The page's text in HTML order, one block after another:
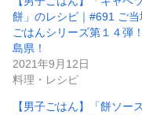
餅」のレシピ｜#691 ご当
ごはんシリーズ第１４弾
島県！
2021年9月12日
料理・レシピ
【男子ごはん】「餅ソー